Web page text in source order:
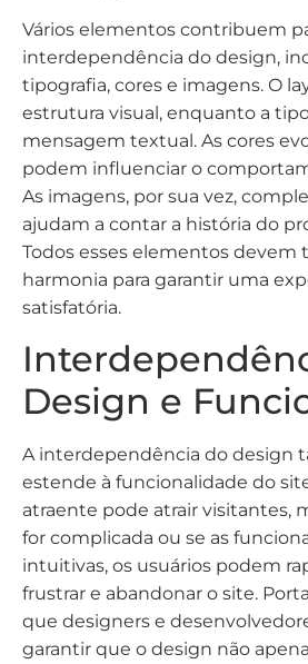
Vários elementos contribuem
interdependência do design,
tipografia, cores e imagens. O
estrutura visual, enquanto a
mensagem textual. As cores
podem influenciar o
As imagens, por sua vez,
ajudam a contar a história do
Todos esses elementos devem
harmonia para garantir uma
satisfatória.
Design e
A interdependência do design
estende à funcionalidade do
atraente pode atrair visitantes,
for complicada ou se as
intuitivas, os usuários podem
frustrar e abandonar o site.
que designers e
garantir que o design não